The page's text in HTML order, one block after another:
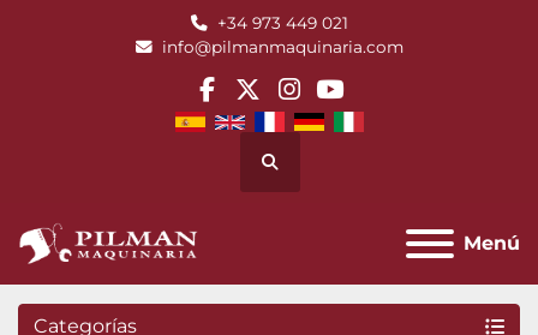
+34 973 449 021
info@pilmanmaquinaria.com
facebook
twitterinstagram
youtube
Buscar
Menú
Categorías